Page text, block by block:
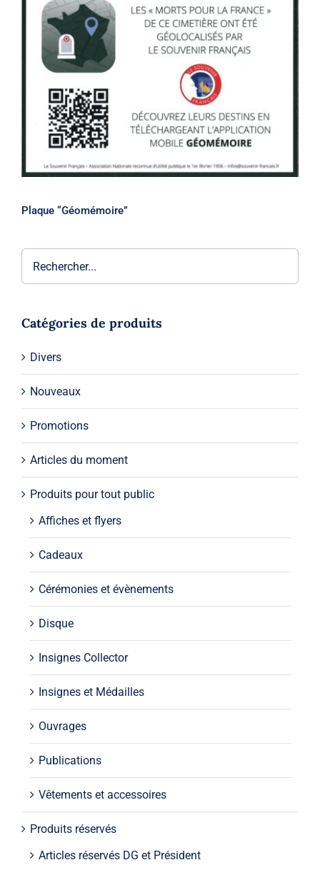
Stock épuisé
Plaque “Géomémoire”
Plaque “Géomémoire”
Catégories de produits
Divers
Nouveaux
Promotions
Articles du moment
Produits pour tout public
Affiches et flyers
Cadeaux
Cérémonies et évènements
Disque
Insignes Collector
Insignes et Médailles
Ouvrages
Publications
Vêtements et accessoires
Produits réservés
Articles réservés DG et Président